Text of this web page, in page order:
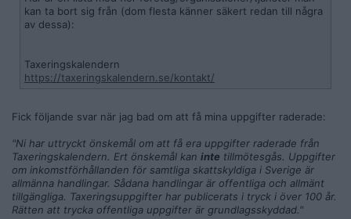
kan ta bort sig från (dom flesta känner säkert redan till några
av dessa):
Taxeringskalendern
https://taxeringskalendern.se/kontakt/
Fick följande svar när jag bad om att få mina uppgifter raderade:
"Ni har uttryckt önskemål om att få era uppgifter raderade från
Taxeringskalendern. Ert önskemål kan inte tillmötesgås. Uppgifter
om inkomstförhållanden för samtliga skattskyldiga i Sverige är
allmänna handlingar. Sådana handlingar är offentliga och allmänt
tillgängliga. Taxeringsuppgifter har publicerats i tryck i över 100 år.
Rätten att trycka offentliga uppgifter är grundlagsskyddad."